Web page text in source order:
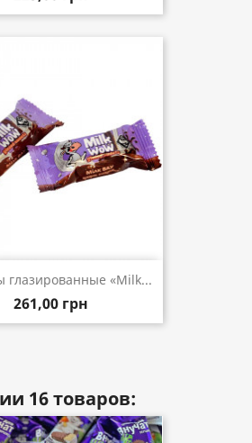
глазированные «Milk...
261,00 грн
16 товаров: